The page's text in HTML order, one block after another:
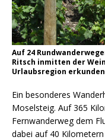
Auf 24
Ritsch inmitten der
Urlaubsregion
Ein besonderes
Moselsteig. Auf 365
Fernwanderweg dem
dabei auf 40